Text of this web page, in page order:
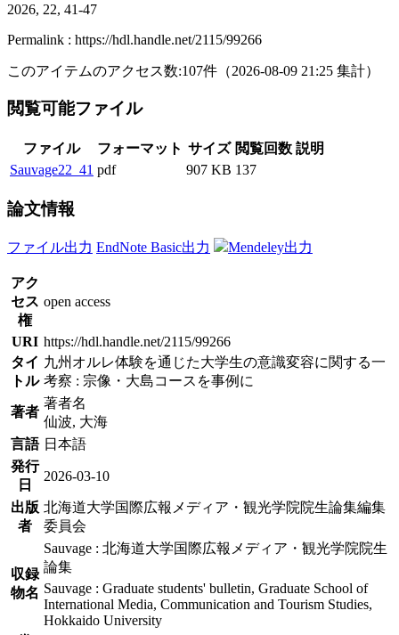
2026, 22, 41-47
Permalink : https://hdl.handle.net/2115/99266
このアイテムのアクセス数:107件 （2026-08-09 21:25 集計）
閲覧可能ファイル
ファイル フォーマット サイズ 閲覧回数 説明
Sauvage22_41 pdf 907 KB 137
論文情報
ファイル出力 EndNote Basic出力 Mendeley出力
アク
セス
権
open access
URI https://hdl.handle.net/2115/99266
タイ
トル
九州オルレ体験を通じた大学生の意識変容に関する一
考察 : 宗像・大島コースを事例に
著者
著者名
仙波, 大海
言語 日本語
発行
日
2026-03-10
出版
者
北海道大学国際広報メディア・観光学院院生論集編集
委員会
収録
物名
Sauvage : 北海道大学国際広報メディア・観光学院院生
論集
Sauvage : Graduate students' bulletin, Graduate School of
International Media, Communication and Tourism Studies,
Hokkaido University